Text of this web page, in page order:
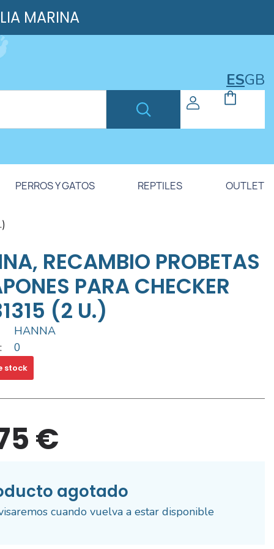
MARINA
ESGB
PERROS Y GATOS REPTILES OUTLET
RECAMBIO PROBETAS
PARA CHECKER
(2 U.)
HANNA
0
stock
€
agotado
cuando vuelva a estar disponible